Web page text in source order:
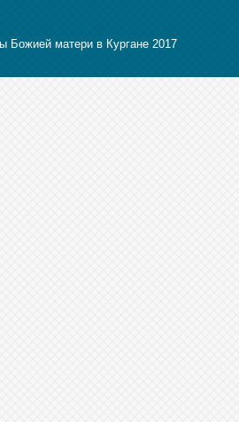
Божией матери в Кургане 2017